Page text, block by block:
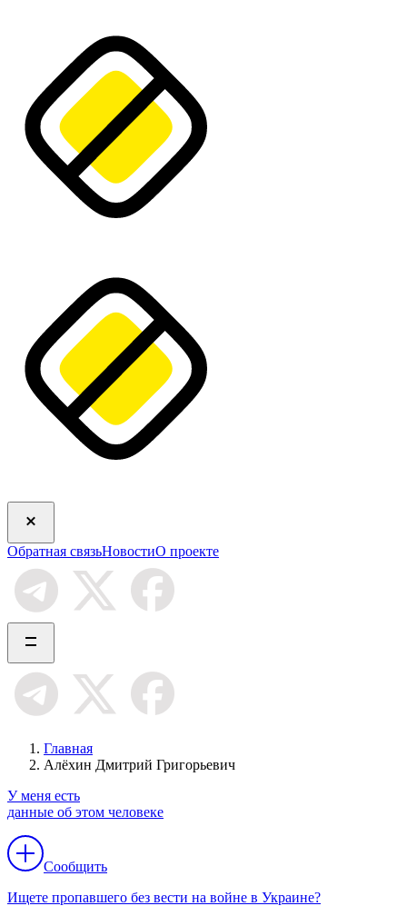
Обратная связьНовостиО проекте
Главная
Алёхин Дмитрий Григорьевич
У меня есть
данные об этом человеке
Сообщить
Ищете пропавшего без вести на войне в Украине?